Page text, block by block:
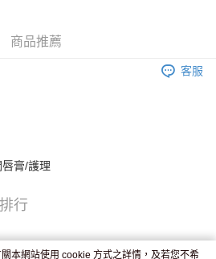
2-4個工作天到店，7天內取。逾期後
商品推薦
客服
唇膏/護理
行
本網站使用 cookie 方式之詳情，及若您不希